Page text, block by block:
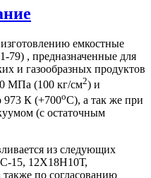
емкостные
, предназначенные для
и газообразных продуктов
МПа (100 кг/см2) и
973 К (+700oС), а так же при
(с остаточным
из следующих
15, 12Х18Н10Т,
по согласованию